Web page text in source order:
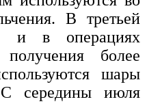
В третьей
и в операциях
более
шары
середины июля